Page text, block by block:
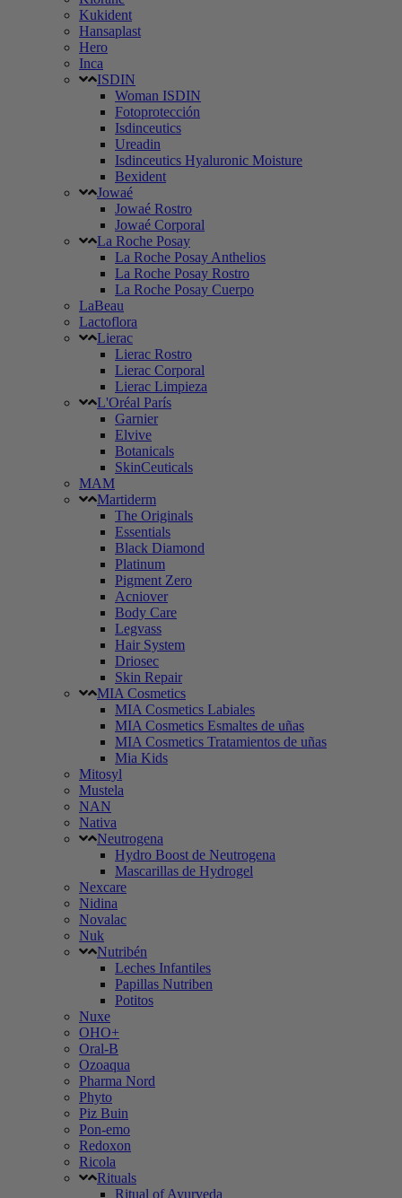
Kukident
Hansaplast
Hero
Inca
ISDIN
Woman ISDIN
Fotoprotección
Isdinceutics
Ureadin
Isdinceutics Hyaluronic Moisture
Bexident
Jowaé
Jowaé Rostro
Jowaé Corporal
La Roche Posay
La Roche Posay Anthelios
La Roche Posay Rostro
La Roche Posay Cuerpo
LaBeau
Lactoflora
Lierac
Lierac Rostro
Lierac Corporal
Lierac Limpieza
L'Oréal París
Garnier
Elvive
Botanicals
SkinCeuticals
MAM
Martiderm
The Originals
Essentials
Black Diamond
Platinum
Pigment Zero
Acniover
Body Care
Legvass
Hair System
Driosec
Skin Repair
MIA Cosmetics
MIA Cosmetics Labiales
MIA Cosmetics Esmaltes de uñas
MIA Cosmetics Tratamientos de uñas
Mia Kids
Mitosyl
Mustela
NAN
Nativa
Neutrogena
Hydro Boost de Neutrogena
Mascarillas de Hydrogel
Nexcare
Nidina
Novalac
Nuk
Nutribén
Leches Infantiles
Papillas Nutriben
Potitos
Nuxe
OHO+
Oral-B
Ozoaqua
Pharma Nord
Phyto
Piz Buin
Pon-emo
Redoxon
Ricola
Rituals
Ritual of Ayurveda